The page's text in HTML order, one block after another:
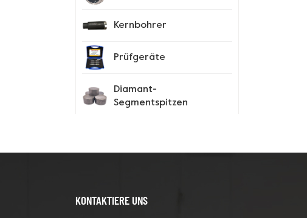
Kernbohrer
Prüfgeräte
Diamant-
Segmentspitzen
KONTAKTIERE UNS